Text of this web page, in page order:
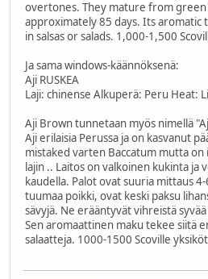
overtones. They mature from
approximately 85 days. Its aromatic
in salsas or salads. 1,000-1,500
Ja sama windows-käännöksenä:
Aji RUSKEA
Laji: chinense Alkuperä: Peru Heat:
Aji Brown tunnetaan myös nimellä
Aji erilaisia ​​Perussa ja on kasvanut
mistaked varten Baccatum mutta on
lajin .. Laitos on valkoinen kukinta ja
kaudella. Palot ovat suuria mittaus
tuumaa poikki, ovat keski paksu
sävyjä. Ne erääntyvät vihreistä
Sen aromaattinen maku tekee siitä
salaatteja. 1000-1500 Scoville yksiköt